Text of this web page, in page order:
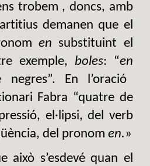
trobem , doncs, amb
demanen que el
en substituint el
exemple, boles: “en
En l’oració
Fabra “quatre de
el·lipsi, del verb
del pronomen.»
això s’esdevé quan el